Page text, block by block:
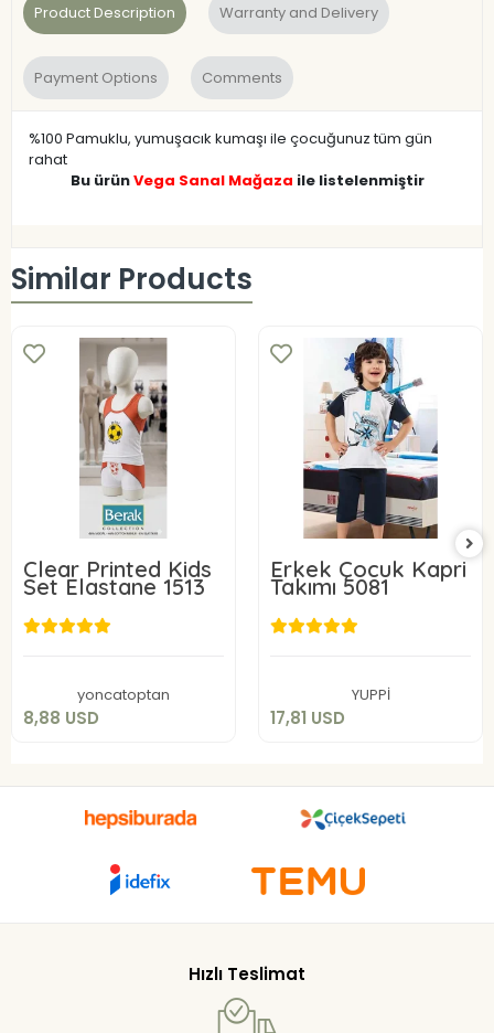
Product Description Warranty and Delivery
Payment Options Comments
%100 Pamuklu, yumuşacık kumaşı ile çocuğunuz tüm gün
rahat
Bu ürünVega Sanal Mağaza ile listelenmiştir
Similar Products
Clear Printed Kids
Set Elastane 1513
yoncatoptan
8,88 USD
8,88 USD
Erkek Çocuk Kapri
Takımı 5081
YUPPİ
17,81 USD
17,81 USD
Hızlı Teslimat